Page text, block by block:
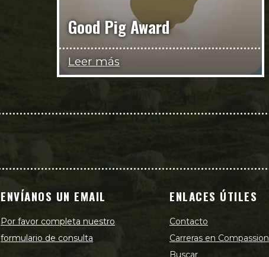
Good Pig Award
Leer más
ENVÍANOS UN EMAIL
Por favor completa nuestro
formulario de consulta
ENLACES ÚTILES
Contacto
Carreras en Compassion
Buscar